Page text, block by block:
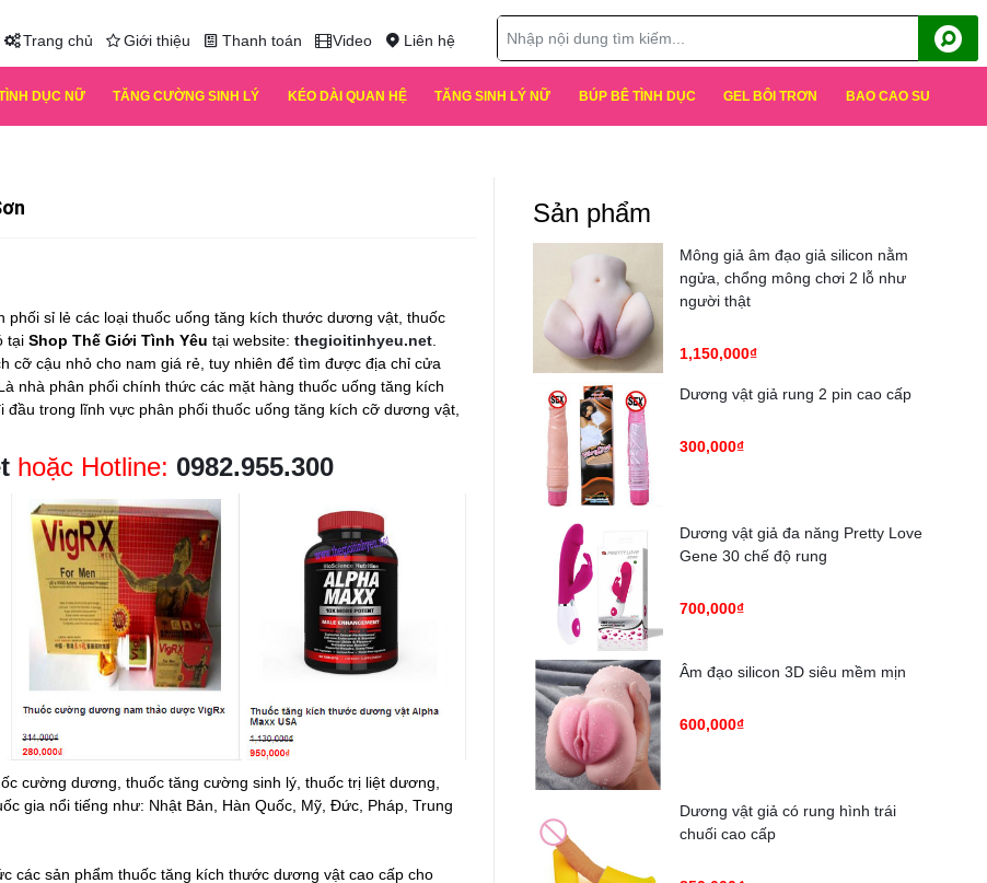
Trang chủ Giới thiệu Thanh toán Video Liên hệ
DỤC NỮ TĂNG CƯỜNG SINH LÝ KÉO DÀI QUAN HỆ TĂNG SINH LÝ NỮ BÚP BÊ TÌNH DỤC GEL BÔI TRƠN BAO CAO SU
sỉ lẻ các loại thuốc uống tăng kích thước dương vật, thuốc
tạiShop Thế Giới Tình Yêu tại website:thegioitinhyeu.net
cỡ cậu nhỏ cho nam giá rẻ, tuy nhiên để tìm được địa chỉ cửa
nhà phân phối chính thức các mặt hàngthuốc uống tăng kích
đầu trong lĩnh vực phân phối thuốc uống tăng kích cỡ dương vật,
hoặc Hotline: 0982.955.300
cường dương, thuốc tăng cường sinh lý, thuốc trị liệt dương,
gia nổi tiếng như: Nhật Bản, Hàn Quốc, Mỹ, Đức, Pháp, Trung
các sản phẩm thuốc tăng kích thước dương vật cao cấp cho
Sản phẩm
Mông giả âm đạo giả silicon nằm
ngửa, chổng mông chơi 2 lỗ như
người thật
1,150,000₫
Dương vật giả rung 2 pin cao cấp
300,000₫
Dương vật giả đa năng Pretty Love
Gene 30 chế độ rung
700,000₫
Âm đạo silicon 3D siêu mềm mịn
600,000₫
Dương vật giả có rung hình trái
chuối cao cấp